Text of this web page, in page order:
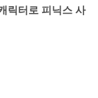
릭터로 피닉스 사